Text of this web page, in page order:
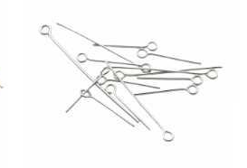
Las
opciones
se
pueden
elegir